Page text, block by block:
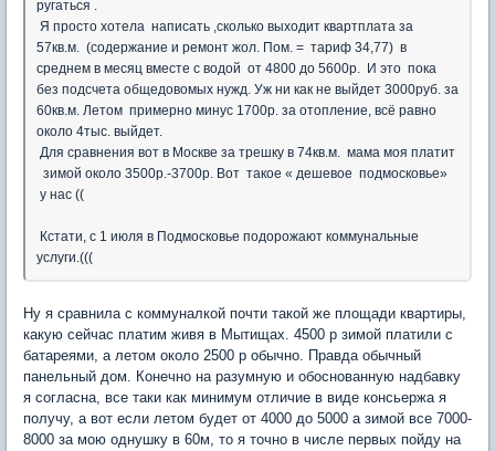
ругаться .
Я просто хотела написать ,сколько выходит квартплата за
57кв.м. (содержание и ремонт жол. Пом. = тариф 34,77) в
среднем в месяц вместе с водой от 4800 до 5600р. И это пока
без подсчета общедовомых нужд. Уж ни как не выйдет 3000руб. за
60кв.м. Летом примерно минус 1700р. за отопление, всё равно
около 4тыс. выйдет.
Для сравнения вот в Москве за трешку в 74кв.м. мама моя платит
зимой около 3500р.-3700р. Вот такое « дешевое подмосковье»
у нас ((
Кстати, с 1 июля в Подмосковье подорожают коммунальные
услуги.(((
Ну я сравнила с коммуналкой почти такой же площади квартиры,
какую сейчас платим живя в Мытищах. 4500 р зимой платили с
батареями, а летом около 2500 р обычно. Правда обычный
панельный дом. Конечно на разумную и обоснованную надбавку
я согласна, все таки как минимум отличие в виде консьержа я
получу, а вот если летом будет от 4000 до 5000 а зимой все 7000-
8000 за мою однушку в 60м, то я точно в числе первых пойду на